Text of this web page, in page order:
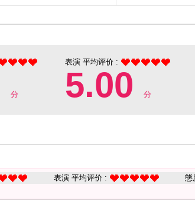
分
表演 平均评价 :
5.00 分
表演 平均评价 :
態